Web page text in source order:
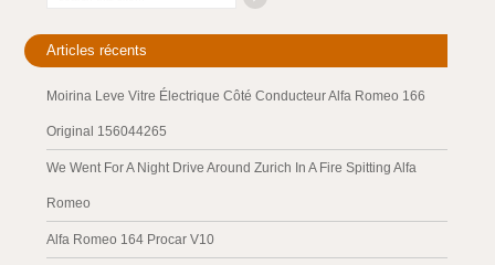
Articles récents
Moirina Leve Vitre Électrique Côté Conducteur Alfa Romeo 166
Original 156044265
We Went For A Night Drive Around Zurich In A Fire Spitting Alfa
Romeo
Alfa Romeo 164 Procar V10